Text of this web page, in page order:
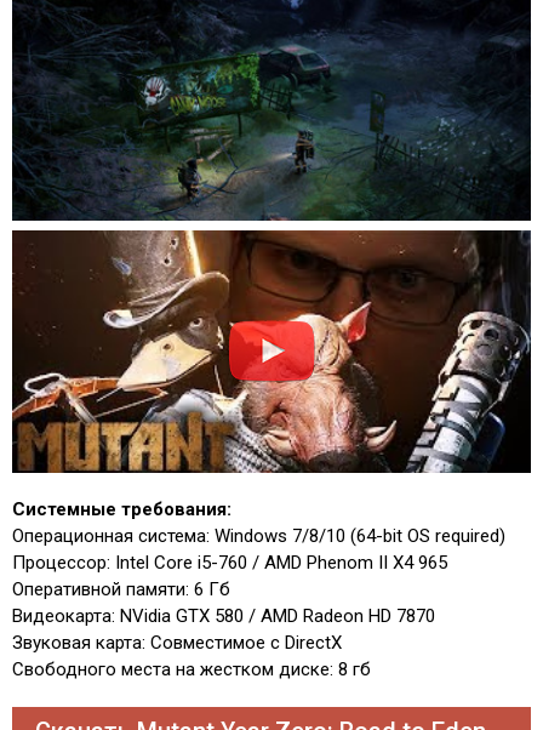
Системные требования:
Операционная система: Windows 7/8/10 (64-bit OS required)
Процессор: Intel Core i5-760 / AMD Phenom II X4 965
Оперативной памяти: 6 Гб
Видеокарта: NVidia GTX 580 / AMD Radeon HD 7870
Звуковая карта: Совместимое с DirectX
Свободного места на жестком диске: 8 гб